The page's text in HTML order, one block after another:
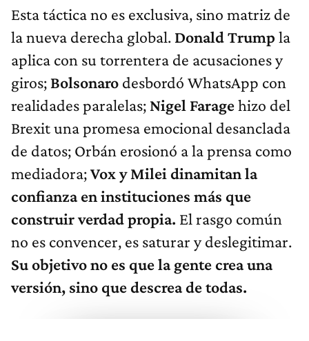
Esta táctica no es exclusiva, sino matriz de
la nueva derecha global. Donald Trump la
aplica con su torrentera de acusaciones y
giros; Bolsonaro desbordó WhatsApp con
realidades paralelas; Nigel Faragehizo del
Brexit una promesa emocional desanclada
de datos; Orbán erosionó a la prensa como
mediadora;Vox y Milei dinamitan la
confianza en instituciones más que
construir verdad propia. El rasgo común
no es convencer, es saturar y deslegitimar.
Su objetivo no es que la gente crea una
versión, sino que descrea de todas.